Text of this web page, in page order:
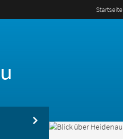
Startseite